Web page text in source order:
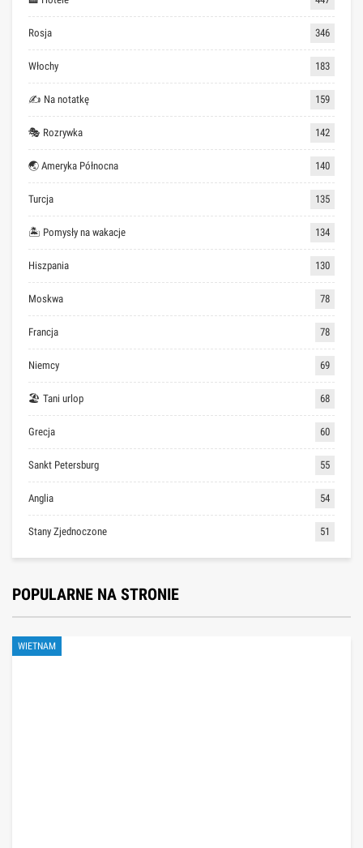
Rosja 346
Włochy 183
✍ Na notatkę 159
🎭 Rozrywka 142
🌏 Ameryka Północna 140
Turcja 135
🏝 Pomysły na wakacje 134
Hiszpania 130
Moskwa 78
Francja 78
Niemcy 69
🏖 Tani urlop 68
Grecja 60
Sankt Petersburg 55
Anglia 54
Stany Zjednoczone 51
POPULARNE NA STRONIE
WIETNAM